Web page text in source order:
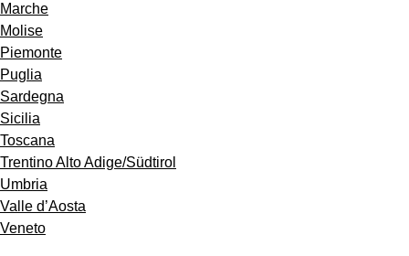
Marche
Molise
Piemonte
Puglia
Sardegna
Sicilia
Toscana
Trentino Alto Adige/Südtirol
Umbria
Valle d’Aosta
Veneto